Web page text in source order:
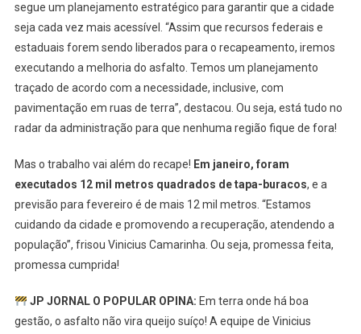
segue um planejamento estratégico para garantir que a cidade
seja cada vez mais acessível. “Assim que recursos federais e
estaduais forem sendo liberados para o recapeamento, iremos
executando a melhoria do asfalto. Temos um planejamento
traçado de acordo com a necessidade, inclusive, com
pavimentação em ruas de terra”, destacou. Ou seja, está tudo no
radar da administração para que nenhuma região fique de fora!
Mas o trabalho vai além do recape! Em janeiro, foram
executados 12 mil metros quadrados de tapa-buracos, e a
previsão para fevereiro é de mais 12 mil metros. “Estamos
cuidando da cidade e promovendo a recuperação, atendendo a
população”, frisou Vinicius Camarinha. Ou seja, promessa feita,
promessa cumprida!
JP JORNAL O POPULAR OPINA: Em terra onde há boa
gestão, o asfalto não vira queijo suíço! A equipe de Vinicius